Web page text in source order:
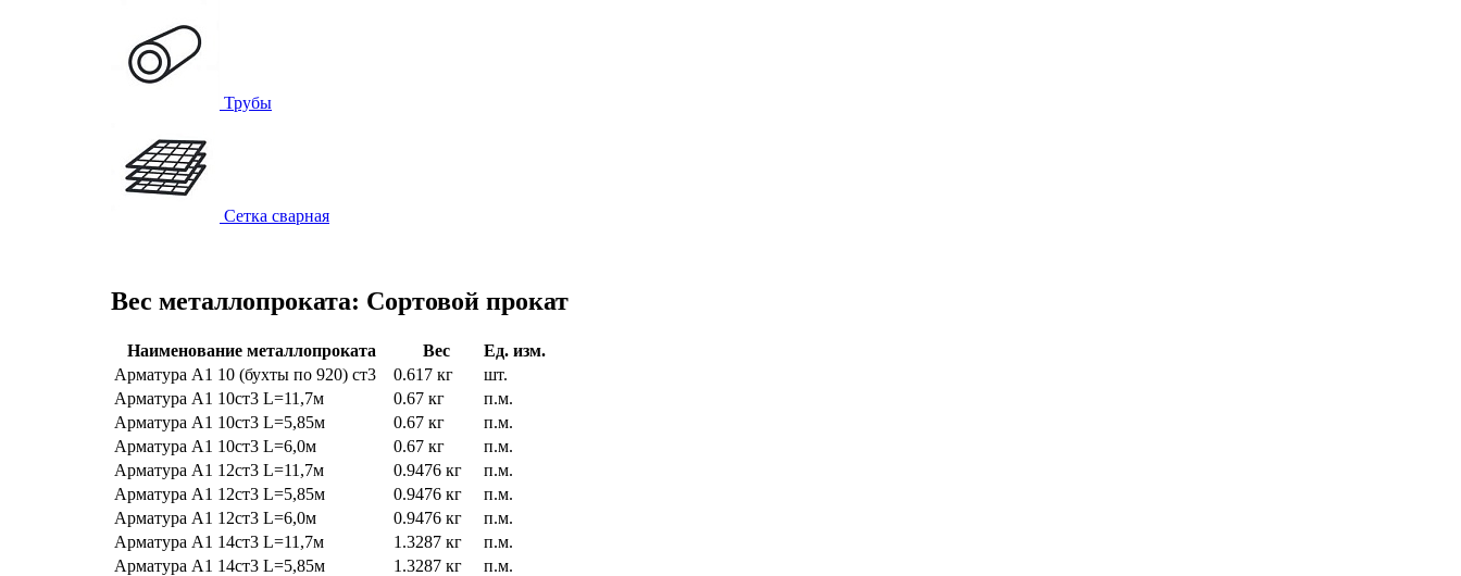
Трубы
Сетка сварная
Вес металлопроката: Сортовой прокат
Наименование металлопроката Вес
Ед. изм.
Арматура А1 10 (бухты по 920) ст3
0.617 кг
шт.
Арматура А1 10ст3 L=11,7м
0.67 кг
п.м.
Арматура А1 10ст3 L=5,85м
0.67 кг
п.м.
Арматура А1 10ст3 L=6,0м
0.67 кг
п.м.
Арматура А1 12ст3 L=11,7м
0.9476 кг
п.м.
Арматура А1 12ст3 L=5,85м
0.9476 кг
п.м.
Арматура А1 12ст3 L=6,0м
0.9476 кг
п.м.
Арматура А1 14ст3 L=11,7м
1.3287 кг
п.м.
Арматура А1 14ст3 L=5,85м
1.3287 кг
п.м.